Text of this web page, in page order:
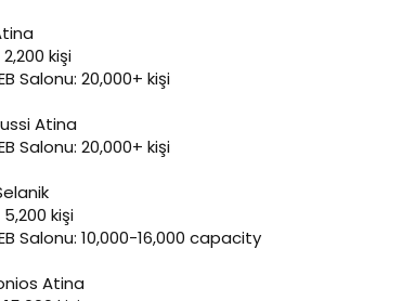
kişi
Salonu: 20,000+ kişi
Atina
Salonu: 20,000+ kişi
kişi
Salonu: 10,000-16,000 capacity
Atina